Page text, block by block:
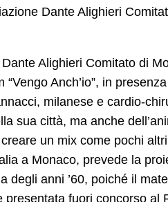
Dante Alighieri
Alighieri Comitato di
Anch’io”, in
milanese e cardio-
sua città, ma anche
un mix come pochi
a Monaco, prevede la
degli anni ’60, poiché il
fuori concorso al